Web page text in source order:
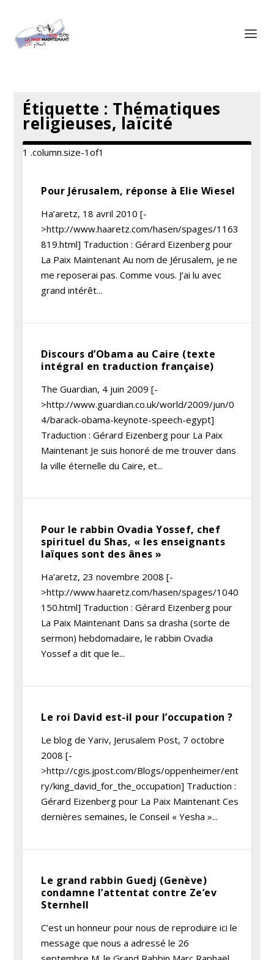
Étiquette : Thématiques
religieuses, laïcité
Pour Jérusalem, réponse à Elie Wiesel
Ha’aretz, 18 avril 2010 [-
>http://www.haaretz.com/hasen/spages/1163
819.html] Traduction : Gérard Eizenberg pour
La Paix Maintenant Au nom de Jérusalem, je ne
me reposerai pas. Comme vous. J’ai lu avec
grand intérêt...
Discours d’Obama au Caire (texte
intégral en traduction française)
The Guardian, 4 juin 2009 [-
>http://www.guardian.co.uk/world/2009/jun/0
4/barack-obama-keynote-speech-egypt]
Traduction : Gérard Eizenberg pour La Paix
Maintenant Je suis honoré de me trouver dans
la ville éternelle du Caire, et...
Pour le rabbin Ovadia Yossef, chef
spirituel du Shas, « les enseignants
laïques sont des ânes »
Ha’aretz, 23 novembre 2008 [-
>http://www.haaretz.com/hasen/spages/1040
150.html] Traduction : Gérard Eizenberg pour
La Paix Maintenant Dans sa drasha (sorte de
sermon) hebdomadaire, le rabbin Ovadia
Yossef a dit que le...
Le roi David est-il pour l’occupation ?
Le blog de Yariv, Jerusalem Post, 7 octobre
2008 [-
>http://cgis.jpost.com/Blogs/oppenheimer/ent
ry/king_david_for_the_occupation] Traduction :
Gérard Eizenberg pour La Paix Maintenant Ces
dernières semaines, le Conseil « Yesha »...
Le grand rabbin Guedj (Genève)
condamne l’attentat contre Ze’ev
Sternhell
C’est un honneur pour nous de reproduire ici le
message que nous a adressé le 26